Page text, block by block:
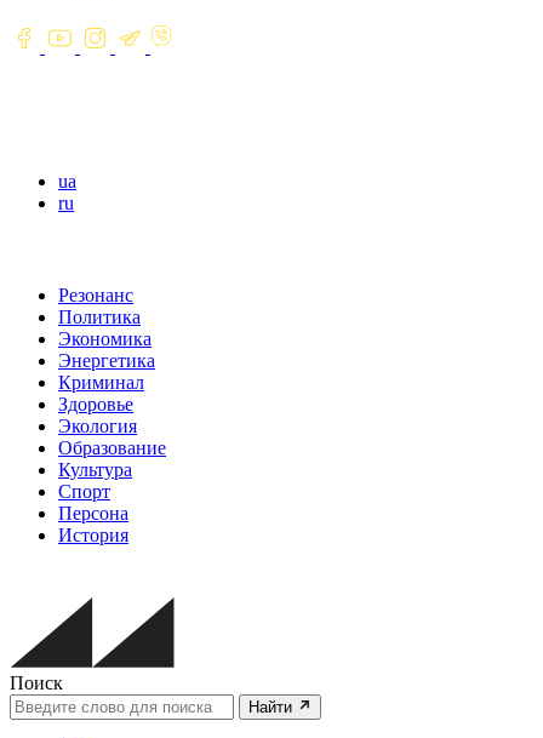
ua
ru
Резонанс
Политика
Экономика
Энергетика
Криминал
Здоровье
Экология
Образование
Культура
Спорт
Персона
История
Поиск
Найти